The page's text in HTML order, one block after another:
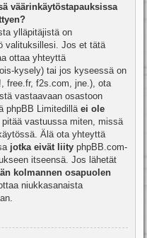
väärinkäytöstapauksissa
ylläpitäjistä on
valituksillesi. Jos et tätä
ottaa yhteyttä
kysely) tai jos kyseessä on
free.fr, f2s.com, jne.), ota
vastaavaan osastoon
phpBB Limitedillä ei ole
vastuussa miten, missä
Älä ota yhteyttä
jotka eivät liity phpBB.com-
itseensä. Jos lähetät
kolmannen osapuolen
niukkasanaista